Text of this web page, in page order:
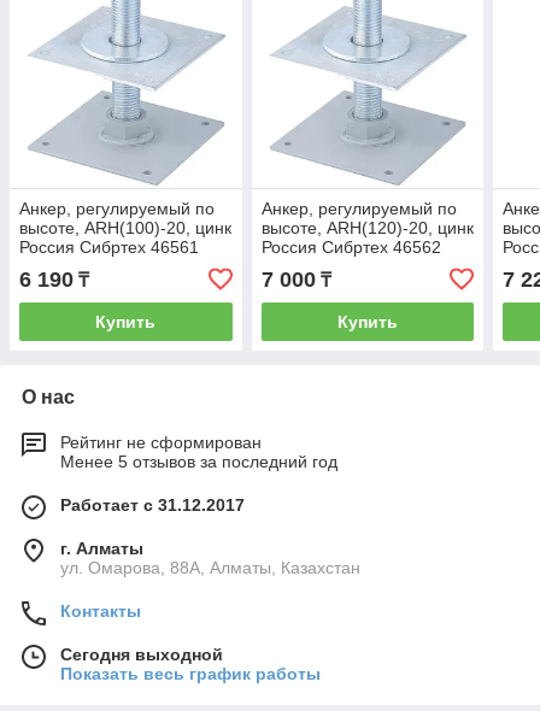
Анкер, регулируемый по
высоте, ARH(100)-20, цинк
Россия Сибртех 46561
6 190 ₸
Купить
Анкер, регулируемый по
высоте, ARH(120)-20, цинк
Россия Сибртех 46562
7 000₸
Купить
7
О нас
Рейтинг не сформирован
Менее 5 отзывов за последний год
Работает с 31.12.2017
г. Алматы
ул. Омарова, 88А, Алматы, Казахстан
Контакты
Сегодня выходной
Показать весь график работы